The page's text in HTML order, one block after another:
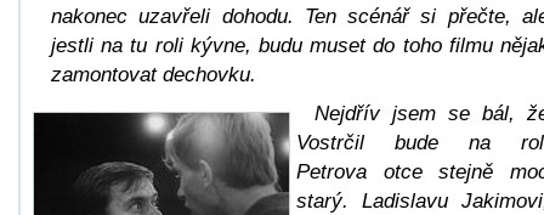
nakonec uzavřeli dohodu. Ten scénář si přečte,
jestli na tu roli kývne, budu muset do toho filmu
zamontovat dechovku.
Nejdřív jsem se bál,
Vostrčil bude na
Petrova otce stejně
starý. Ladislavu